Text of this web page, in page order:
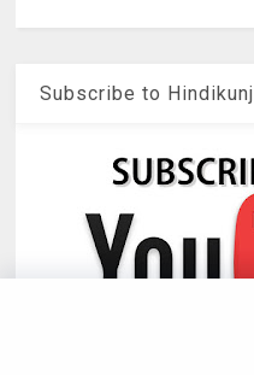
Subscribe to Hindikunj